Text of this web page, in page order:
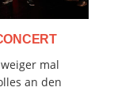
mal
an den